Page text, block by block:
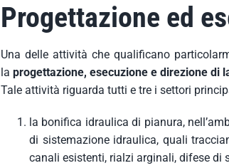
Progettazione ed
Una delle attività che qualificano
la progettazione, esecuzione e direzione di
Tale attività riguarda tutti e tre i settori
la bonifica idraulica di pianura,
di sistemazione idraulica, quali
canali esistenti, rialzi arginali, difese di